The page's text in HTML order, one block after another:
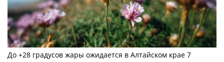
До +28 градусов жары ожидается в Алтайском крае 7